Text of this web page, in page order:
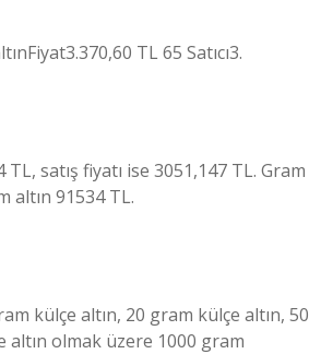
TL 65 Satıcı3.
satış fiyatı ise 3051,147 TL. Gram
altın 91534 TL.
külçe altın, 20 gram külçe altın, 50
altın olmak üzere 1000 gram